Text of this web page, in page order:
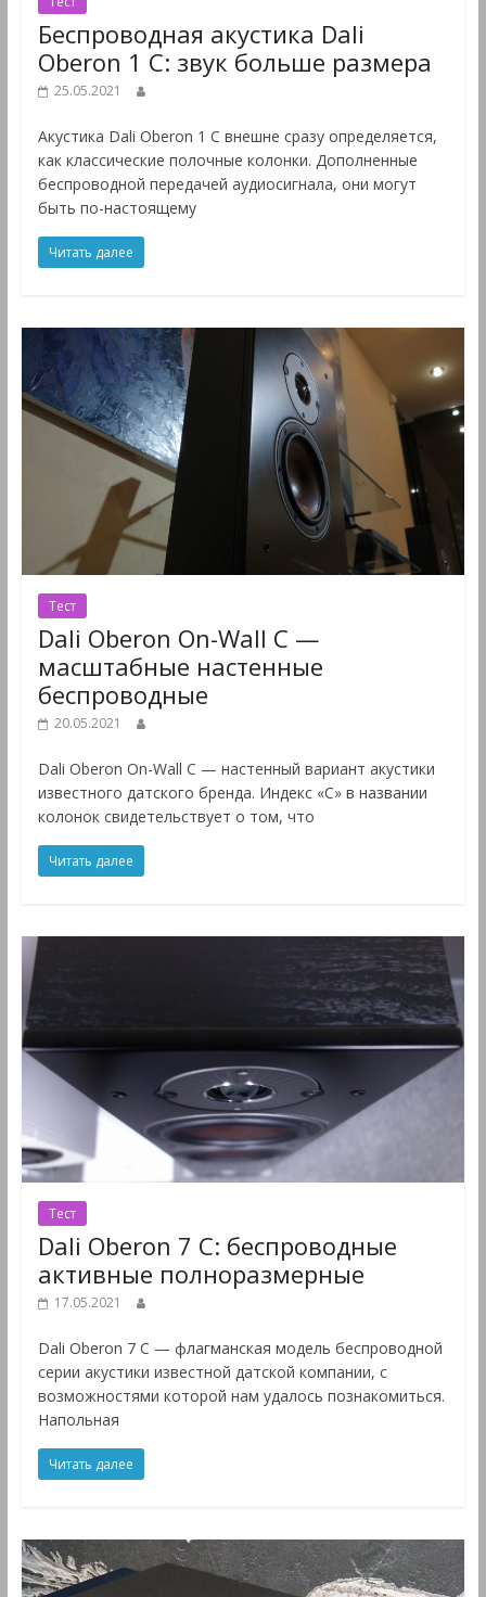
Беспроводная акустика Dali
Oberon 1 C: звук больше размера
25.05.2021
Акустика Dali Oberon 1 C внешне сразу определяется,
как классические полочные колонки. Дополненные
беспроводной передачей аудиосигнала, они могут
быть по-настоящему
Читать далее
Тест
Dali Oberon On-Wall C —
масштабные настенные
беспроводные
20.05.2021
Dali Oberon On-Wall C — настенный вариант акустики
известного датского бренда. Индекс «С» в названии
колонок свидетельствует о том, что
Читать далее
Тест
Dali Oberon 7 C: беспроводные
активные полноразмерные
17.05.2021
Dali Oberon 7 C — флагманская модель беспроводной
серии акустики известной датской компании, с
возможностями которой нам удалось познакомиться.
Напольная
Читать далее